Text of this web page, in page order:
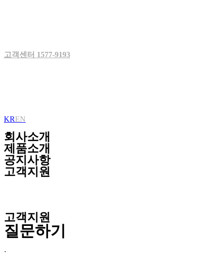
고객센터 1577-9193
KREN
회사소개
제품소개
공지사항
고객지원
고객지원
질문하기
·